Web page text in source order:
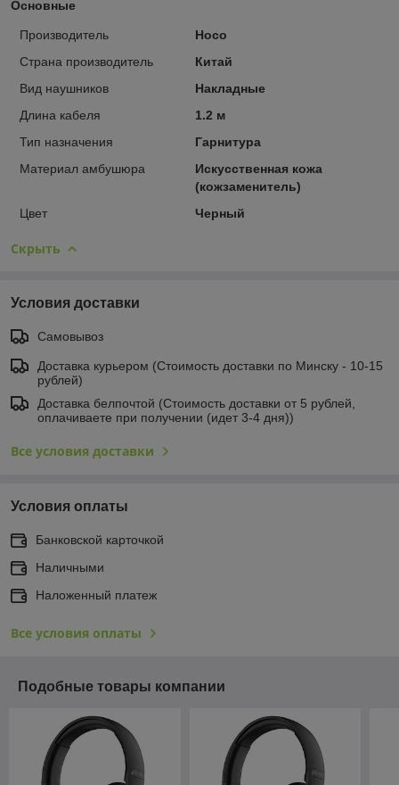
Основные
Производитель
Hoco
Страна производитель
Китай
Вид наушников
Накладные
Длина кабеля
1.2 м
Тип назначения
Гарнитура
Материал амбушюра
Искусственная кожа
(кожзаменитель)
Цвет
Черный
Скрыть
Условия доставки
Самовывоз
Доставка курьером (Стоимость доставки по Минску - 10-15
рублей)
Доставка белпочтой (Стоимость доставки от 5 рублей,
оплачиваете при получении (идет 3-4 дня))
Все условия доставки
Условия оплаты
Банковской карточкой
Наличными
Наложенный платеж
Все условия оплаты
Подобные товары компании